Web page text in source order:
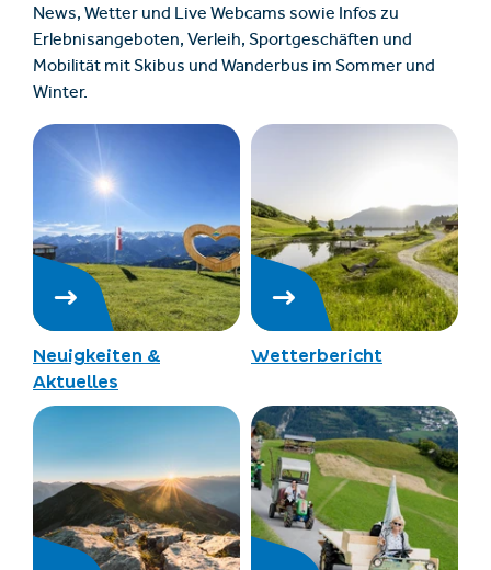
News, Wetter und Live Webcams sowie Infos zu
Erlebnisangeboten, Verleih, Sportgeschäften und
Mobilität mit Skibus und Wanderbus im Sommer und
Winter.
Neuigkeiten &
Aktuelles
Wetterbericht